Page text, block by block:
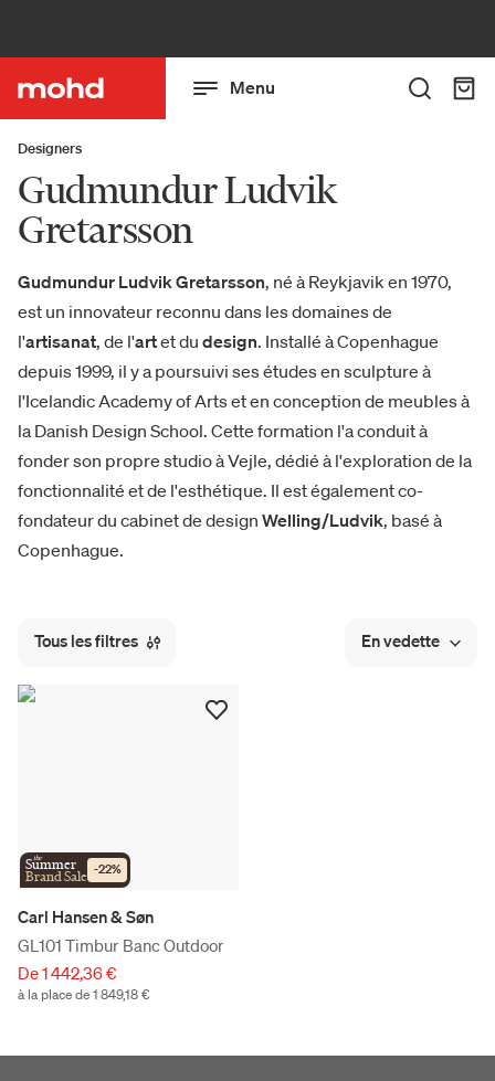
Menu
Designers
Gudmundur Ludvik
Gretarsson
Gudmundur Ludvik Gretarsson, né à Reykjavik en 1970,
est un innovateur reconnu dans les domaines de
l'artisanat, de l'artet du design. Installé à Copenhague
depuis 1999, il y a poursuivi ses études en sculpture à
l'Icelandic Academy of Arts et en conception de meubles à
la Danish Design School. Cette formation l'a conduit à
fonder son propre studio à Vejle, dédié à l'exploration de la
fonctionnalité et de l'esthétique. Il est également co-
fondateur du cabinet de design Welling/Ludvik, basé à
Copenhague.
Tous les filtres En vedette
the
Summer
Brand Sale -22%
Carl Hansen & Søn
GL101 Timbur Banc Outdoor
De 1 442,36 €
à la place de 1 849,18 €